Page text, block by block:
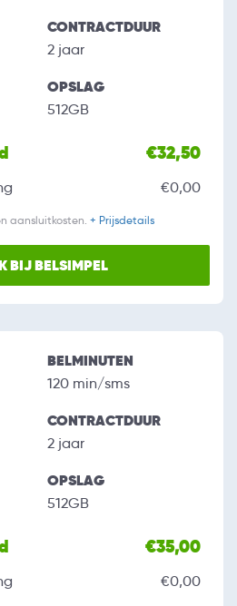
CONTRACTDUUR
2 jaar
OPSLAG
512GB
€32,50
€0,00
aansluitkosten. + Prijsdetails
BIJ BELSIMPEL
BELMINUTEN
120 min/sms
CONTRACTDUUR
2 jaar
OPSLAG
512GB
€35,00
€0,00